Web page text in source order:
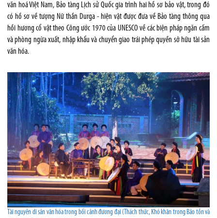
văn hoá Việt Nam, Bảo tàng Lịch sử Quốc gia trình hai hồ sơ bảo vật, trong đó
có hồ sơ về tượng Nữ thần Durga - hiện vật được đưa về Bảo tàng thông qua
hồi hương cổ vật theo Công ước 1970 của UNESCO về các biện pháp ngăn cấm
và phòng ngừa xuất, nhập khẩu và chuyển giao trái phép quyền sở hữu tài sản
văn hóa.
Tài nguyên di sản văn hóa trong bối cảnh đương đại (Thách thức, Khó khăn trong Bảo tồn và